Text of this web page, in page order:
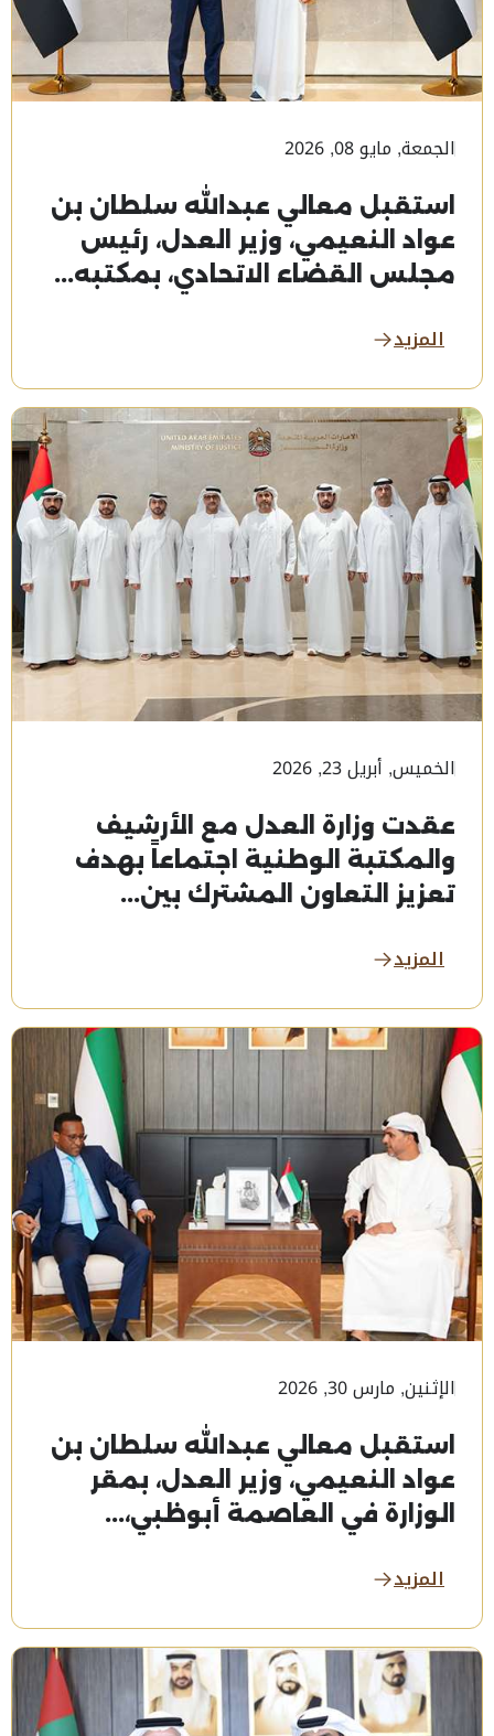
الجمعة, مايو 08, 2026
استقبل معالي عبدالله سلطان بن
عواد النعيمي، وزير العدل، رئيس
مجلس القضاء الاتحادي، بمكتبه...
المزيد
الخميس, أبريل 23, 2026
عقدت وزارة العدل مع الأرشيف
والمكتبة الوطنية اجتماعاً بهدف
تعزيز التعاون المشترك بين...
المزيد
الإثنين, مارس 30, 2026
استقبل معالي عبدالله سلطان بن
عواد النعيمي، وزير العدل، بمقر
الوزارة في العاصمة أبوظبي،...
المزيد